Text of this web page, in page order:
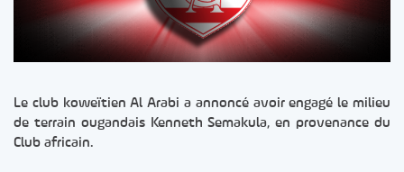
Le club koweïtien Al Arabi a annoncé avoir engagé le milieu
de terrain ougandais Kenneth Semakula, en provenance du
Club africain.